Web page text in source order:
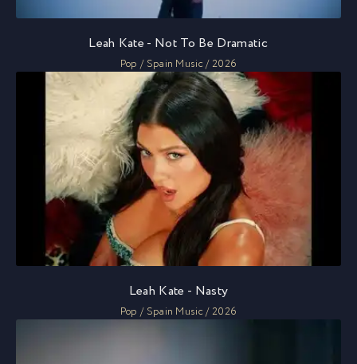
Leah Kate - Not To Be Dramatic
Pop / Spain Music / 2026
Leah Kate - Nasty
Pop / Spain Music / 2026